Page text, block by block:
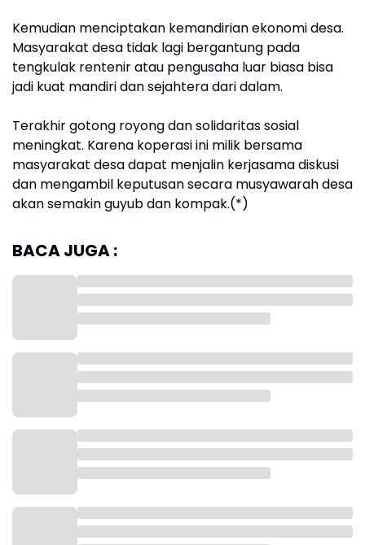
Kemudian menciptakan kemandirian ekonomi desa.
Masyarakat desa tidak lagi bergantung pada
tengkulak rentenir atau pengusaha luar biasa bisa
jadi kuat mandiri dan sejahtera dari dalam.
Terakhir gotong royong dan solidaritas sosial
meningkat. Karena koperasi ini milik bersama
masyarakat desa dapat menjalin kerjasama diskusi
dan mengambil keputusan secara musyawarah desa
akan semakin guyub dan kompak.(*)
BACA JUGA :